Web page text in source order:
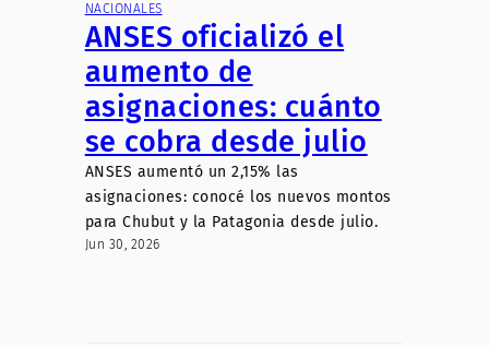
NACIONALES
ANSES oficializó el
aumento de
asignaciones: cuánto
se cobra desde julio
ANSES aumentó un 2,15% las
asignaciones: conocé los nuevos montos
para Chubut y la Patagonia desde julio.
Jun 30, 2026